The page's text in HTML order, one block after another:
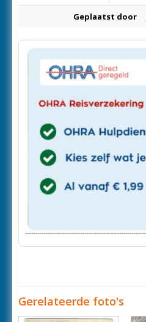
Geplaatst door
Gerelateerde foto's